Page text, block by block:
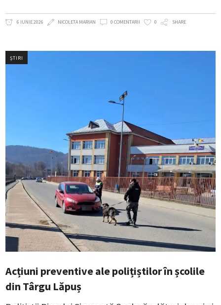
6 IUNIE 2026 NICOLETA MARIAN 0 COMENTARII 0 SHARE
ȘTIRI
Acțiuni preventive ale polițiștilor în școlile
din Târgu Lăpuș